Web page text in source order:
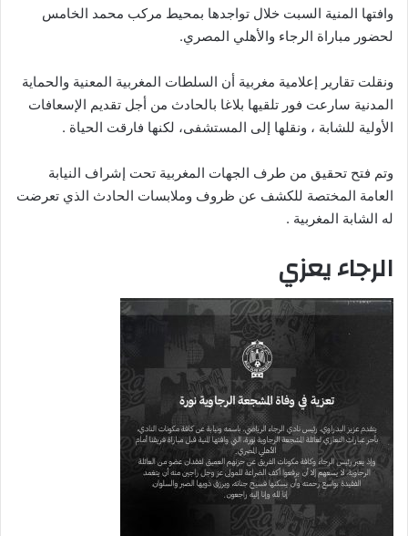
وافتها المنية السبت خلال تواجدها بمحيط مركب محمد الخامس
لحضور مباراة الرجاء والأهلي المصري.
ونقلت تقارير إعلامية مغربية أن السلطات المغربية المعنية والحماية
المدنية سارعت فور تلقيها بلاغا بالحادث من أجل تقديم الإسعافات
الأولية للشابة ، ونقلها إلى المستشفى، لكنها فارقت الحياة .
وتم فتح تحقيق من طرف الجهات المغربية تحت إشراف النيابة
العامة المختصة للكشف عن ظروف وملابسات الحادث الذي تعرضت
له الشابة المغربية .
الرجاء يعزي